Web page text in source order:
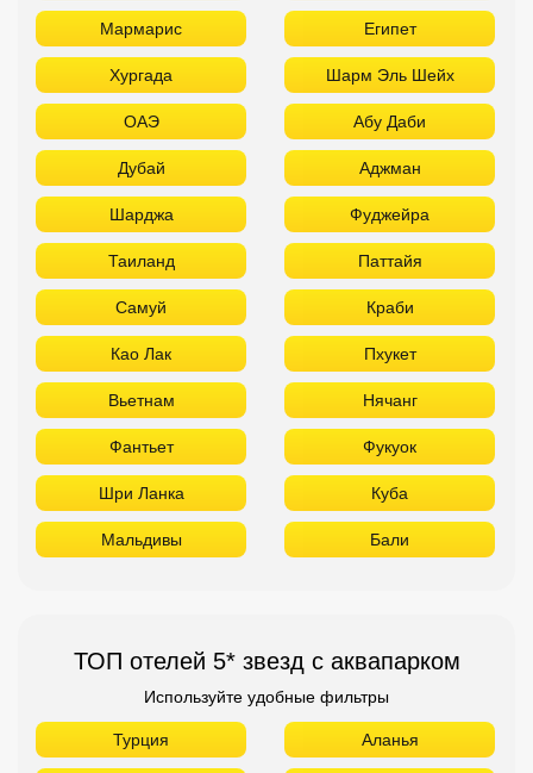
Мармарис Египет
Хургада Шарм Эль Шейх
ОАЭ Абу Даби
Дубай Аджман
Шарджа Фуджейра
Таиланд Паттайя
Самуй Краби
Као Лак Пхукет
Вьетнам Нячанг
Фантьет Фукуок
Шри Ланка Куба
Мальдивы Бали
ТОП отелей 5* звезд с аквапарком
Используйте удобные фильтры
Турция Аланья